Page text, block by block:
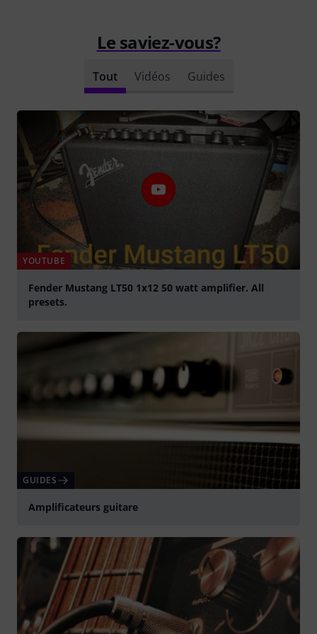
Le saviez-vous?
Tout Vidéos Guides
YOUTUBE
Fender Mustang LT50 1x12 50 watt amplifier. All
presets.
GUIDES
Amplificateurs guitare